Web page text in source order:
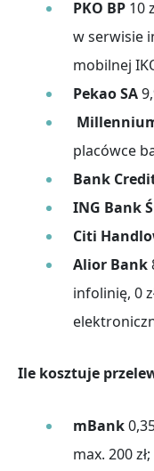
PKO BP 10
w serwisie
mobilnej
Pekao SA
placówce
Bank
ING Bank
Citi
Alior Bank
infolinię, 0
Ile kosztuje
mBank
max. 200 zł;